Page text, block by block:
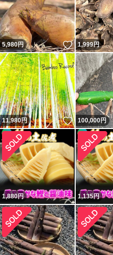
5,980円 いいね！
1,999円
11,980円 いいね！
100,000円
1,880円 1,135円